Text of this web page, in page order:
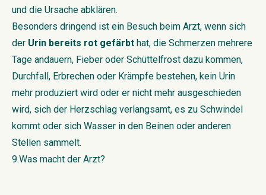
und die Ursache abklären.
Besonders dringend ist ein Besuch beim Arzt, wenn sich
der Urin bereits rot gefärbt hat, die Schmerzen mehrere
Tage andauern, Fieber oder Schüttelfrost dazu kommen,
Durchfall, Erbrechen oder Krämpfe bestehen, kein Urin
mehr produziert wird oder er nicht mehr ausgeschieden
wird, sich der Herzschlag verlangsamt, es zu Schwindel
kommt oder sich Wasser in den Beinen oder anderen
Stellen sammelt.
9.Was macht der Arzt?